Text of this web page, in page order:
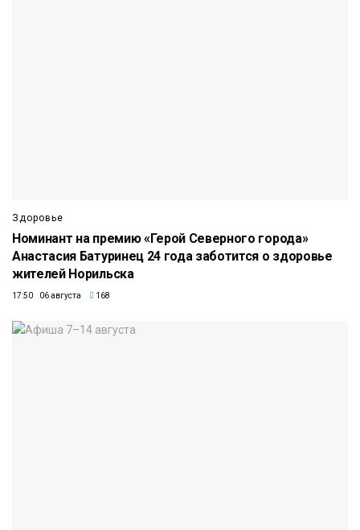
Здоровье
Номинант на премию «Герой Северного города»
Анастасия Батуринец 24 года заботится о здоровье
жителей Норильска
17:50 06 августа 168